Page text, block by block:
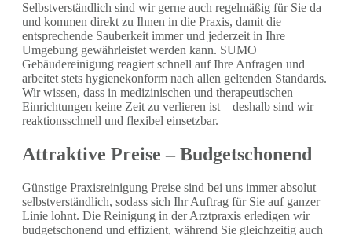
Selbstverständlich sind wir gerne auch regelmäßig für Sie da
und kommen direkt zu Ihnen in die Praxis, damit die
entsprechende Sauberkeit immer und jederzeit in Ihre
Umgebung gewährleistet werden kann. SUMO
Gebäudereinigung reagiert schnell auf Ihre Anfragen und
arbeitet stets hygienekonform nach allen geltenden Standards.
Wir wissen, dass in medizinischen und therapeutischen
Einrichtungen keine Zeit zu verlieren ist – deshalb sind wir
reaktionsschnell und flexibel einsetzbar.
Attraktive Preise – Budgetschonend
Günstige Praxisreinigung Preise sind bei uns immer absolut
selbstverständlich, sodass sich Ihr Auftrag für Sie auf ganzer
Linie lohnt. Die Reinigung in der Arztpraxis erledigen wir
budgetschonend und effizient, während Sie gleichzeitig auch